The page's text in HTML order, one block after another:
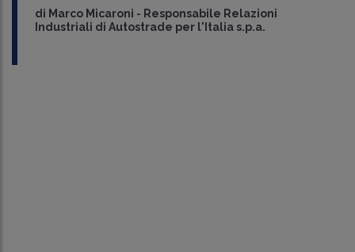
di Marco Micaroni - Responsabile Relazioni
Industriali di Autostrade per l'Italia s.p.a.